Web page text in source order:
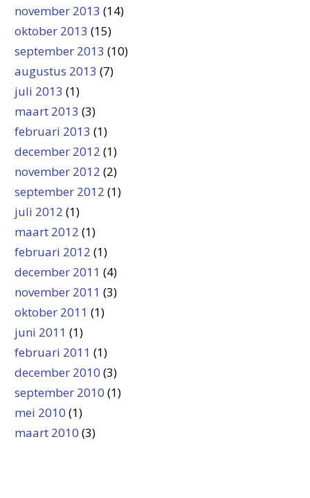
november 2013 (14)
oktober 2013 (15)
september 2013 (10)
augustus 2013 (7)
juli 2013 (1)
maart 2013 (3)
februari 2013 (1)
december 2012 (1)
november 2012 (2)
september 2012 (1)
juli 2012 (1)
maart 2012 (1)
februari 2012 (1)
december 2011 (4)
november 2011 (3)
oktober 2011 (1)
juni 2011 (1)
februari 2011 (1)
december 2010 (3)
september 2010 (1)
mei 2010 (1)
maart 2010 (3)